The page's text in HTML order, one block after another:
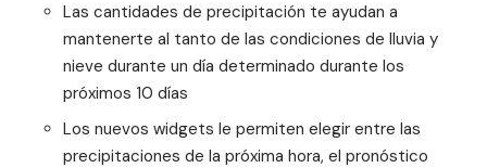
Las cantidades de precipitación te ayudan a
mantenerte al tanto de las condiciones de lluvia y
nieve durante un día determinado durante los
próximos 10 días
Los nuevos widgets le permiten elegir entre las
precipitaciones de la próxima hora, el pronóstico